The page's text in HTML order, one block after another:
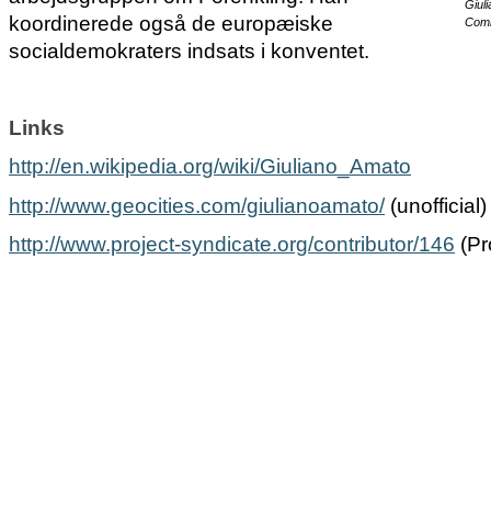
koordinerede også de europæiske
socialdemokraters indsats i konventet.
Links
http://en.wikipedia.org/wiki/Giuliano_Amato
http://www.geocities.com/giulianoamato/(unofficial)
http://www.project-syndicate.org/contributor/146